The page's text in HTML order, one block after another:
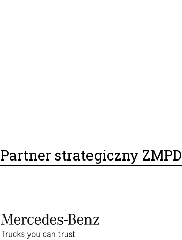
Partner strategiczny ZMPD